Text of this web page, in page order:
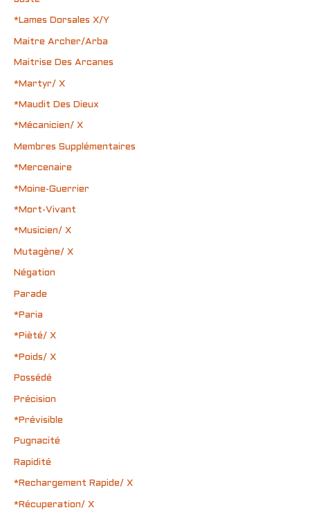
*Lames Dorsales X/Y
Maitre Archer/Arba
Maitrise Des Arcanes
*Martyr/ X
*Maudit Des Dieux
*Mécanicien/ X
Membres Supplémentaires
*Mercenaire
*Moine-Guerrier
*Mort-Vivant
*Musicien/ X
Mutagène/ X
Négation
Parade
*Paria
*Pièté/ X
*Poids/ X
Possédé
Précision
*Prévisible
Pugnacité
Rapidité
*Rechargement Rapide/ X
*Récuperation/ X